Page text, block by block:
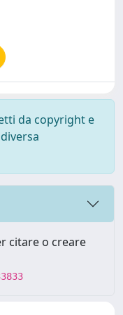
da copyright e
citare o creare